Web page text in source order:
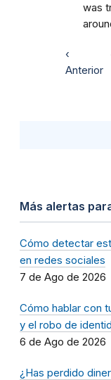
was
‹
Anterior
Más alertas
Cómo detectar
en redes sociales
7 de Ago de 2026
Cómo hablar con
y el robo de
6 de Ago de 2026
¿Has perdido